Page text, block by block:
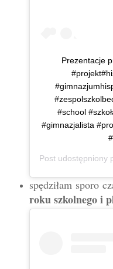
Prezentacje
#school
#gimnazjalista
Post udostępniony
spędziłam sporo
roku szkolnego i